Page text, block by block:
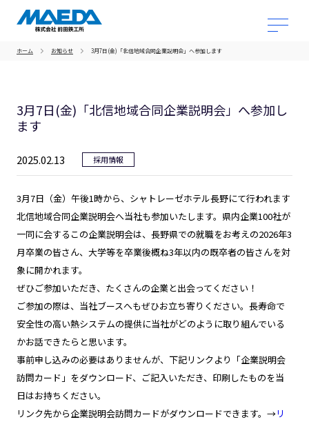
ホーム お知らせ 3月7日(金)「北信地域合同企業説明会」へ参加します
3月7日(金)「北信地域合同企業説明会」へ参加し
ます
2025.02.13 採用情報
3月7日（金）午後1時から、シャトレーゼホテル長野にて行われます
北信地域合同企業説明会へ当社も参加いたします。県内企業100社が
一同に会するこの企業説明会は、長野県での就職をお考えの2026年3
月卒業の皆さん、大学等を卒業後概ね3年以内の既卒者の皆さんを対
象に開かれます。
ぜひご参加いただき、たくさんの企業と出会ってください！
ご参加の際は、当社ブースへもぜひお立ち寄りください。長寿命で
安全性の高い熱システムの提供に当社がどのように取り組んでいる
かお話できたらと思います。
事前申し込みの必要はありませんが、下記リンクより「企業説明会
訪問カード」をダウンロード、ご記入いただき、印刷したものを当
日はお持ちください。
リンク先から企業説明会訪問カードがダウンロードできます。→リ